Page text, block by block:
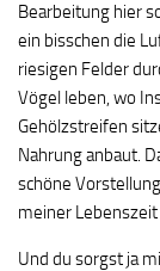
Bearbeitung hier
ein bisschen die
riesigen Felder
Vögel leben, wo
Gehölzstreifen
Nahrung anbaut.
schöne
meiner
Und du sorgst ja